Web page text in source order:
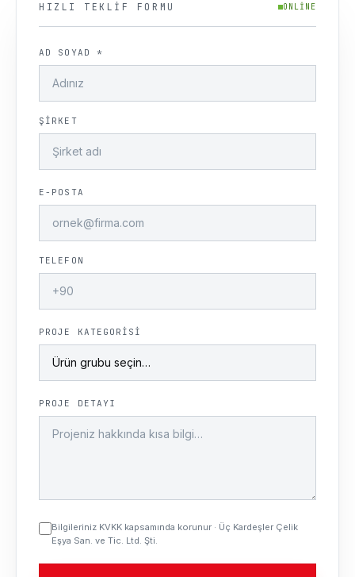
HIZLI TEKLIF FORMU ONLINE
AD SOYAD *
ŞIRKET
E-POSTA
TELEFON
PROJE KATEGORISI
PROJE DETAYI
Bilgileriniz KVKK kapsamında korunur · Üç Kardeşler Çelik
Eşya San. ve Tic. Ltd. Şti.